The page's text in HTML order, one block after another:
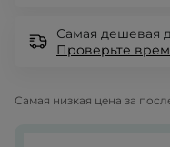
Самая дешевая
Проверьте
Самая низкая цена за